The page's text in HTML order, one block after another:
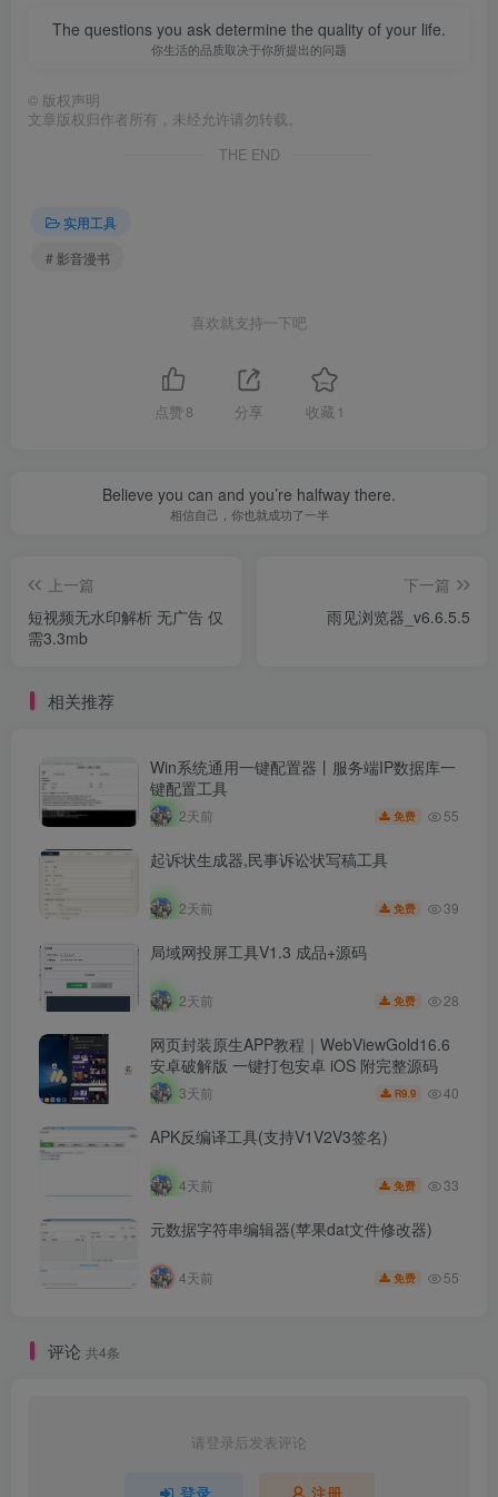
The questions you ask determine the quality of your life.
你生活的品质取决于你所提出的问题
© 版权声明
文章版权归作者所有，未经允许请勿转载。
THE END
实用工具
# 影音漫书
喜欢就支持一下吧
点赞 8 分享 收藏 1
Believe you can and you’re halfway there.
相信自己，你也就成功了一半
上一篇
短视频无水印解析 无广告 仅
需3.3mb
下一篇
雨见浏览器_v6.6.5.5
相关推荐
Win系统通用一键配置器丨服务端IP数据库一
键配置工具
2天前 免费 55
起诉状生成器,民事诉讼状写稿工具
2天前 免费 39
局域网投屏工具V1.3 成品+源码
2天前 免费 28
网页封装原生APP教程｜WebViewGold16.6
安卓破解版 一键打包安卓 iOS 附完整源码
3天前 R9.9 40
APK反编译工具(支持V1V2V3签名)
4天前 免费 33
元数据字符串编辑器(苹果dat文件修改器)
4天前 免费 55
评论 共4条
请登录后发表评论
登录 注册